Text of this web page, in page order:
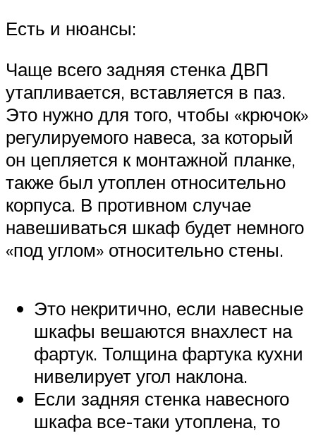
Есть и нюансы:
Чаще всего задняя стенка ДВП
утапливается, вставляется в паз.
Это нужно для того, чтобы «крючок»
регулируемого навеса, за который
он цепляется к монтажной планке,
также был утоплен относительно
корпуса. В противном случае
навешиваться шкаф будет немного
«под углом» относительно стены.
Это некритично, если навесные
шкафы вешаются внахлест на
фартук. Толщина фартука кухни
нивелирует угол наклона.
Если задняя стенка навесного
шкафа все-таки утоплена, то